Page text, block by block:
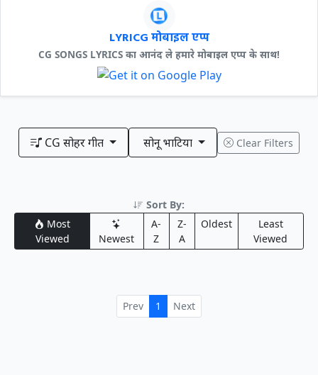
LYRICG मोबाइल एप्प
CG SONGS LYRICS का आनंद ले हमारे मोबाइल एप्प के साथ!
CG सोहर गीत सोनू भाटिया Clear Filters
Sort By:
Most
Viewed
Newest
A-
Z
Z-
A
Oldest
Least
Viewed
Prev 1 Next